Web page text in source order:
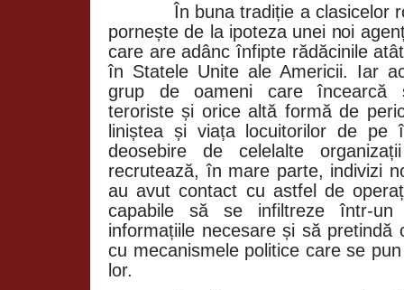
În buna tradiție a clasicelor
pornește de la ipoteza unei noi
care are adânc înfipte rădăcinile
în Statele Unite ale Americii. Iar
grup de oameni care încearcă
teroriste și orice altă formă de
liniștea și viața locuitorilor de pe
deosebire de celelalte
recrutează, în mare parte, indivizi
au avut contact cu astfel de
capabile să se infiltreze într-
informațiile necesare și să
cu mecanismele politice care se
lor.